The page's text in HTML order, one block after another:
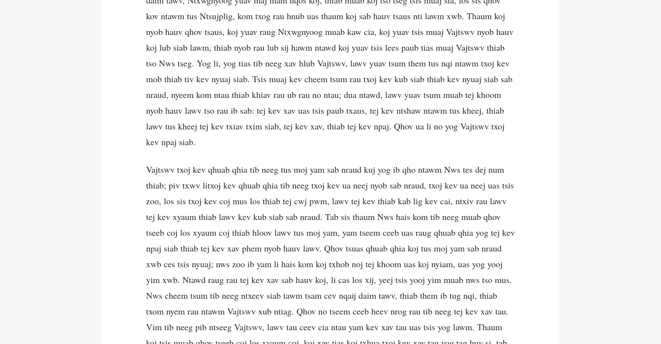
kov ntawm tus Ntsujplig, kom txog rau hnub uas thaum koj sab hauv tsaus nti lawm xwb. Thaum koj
nyob hauv qhov tsaus, koj yuav raug Ntxwgnyoog muab kaw cia, koj yuav tsis muaj Vajtswv nyob hauv
koj lub siab lawm, thiab nyob rau lub sij hawm ntawd koj yuav tsis lees paub tias muaj Vajtswv thiab
tso Nws tseg. Yog li, yog tias tib neeg xav hlub Vajtswv, lawv yuav tsum them tus nqi ntawm txoj kev
mob thiab tiv kev nyuaj siab. Tsis muaj kev cheem tsum rau txoj kev kub siab thiab kev nyuaj siab sab
nraud, nyeem kom ntau thiab khiav rau ub rau no ntau; dua ntawd, lawv yuav tsum muab tej khoom
nyob hauv lawv tso rau ib sab: tej kev xav uas tsis paub txaus, tej kev ntshaw ntawm tus kheej, thiab
lawv tus kheej tej kev txiav txim siab, tej kev xav, thiab tej kev npaj. Qhov ua li no yog Vajtswv txoj
kev npaj siab.
Vajtswv txoj kev qhuab qhia tib neeg tus moj yam sab nraud kuj yog ib qho ntawm Nws tes dej num
thiab; piv txwv litxoj kev qhuab qhia tib neeg txoj kev ua neej nyob sab nraud, txoj kev ua neej uas tsis
zoo, los sis txoj kev coj mus los thiab tej cwj pwm, lawv tej kev thiab kab lig kev cai, ntxiv rau lawv
tej kev xyaum thiab lawv kev kub siab sab nraud. Tab sis thaum Nws hais kom tib neeg muab qhov
tseeb coj los xyaum coj thiab hloov lawv tus moj yam, yam tseem ceeb uas raug qhuab qhia yog tej kev
npaj siab thiab tej kev xav phem nyob hauv lawv. Qhov tsuas qhuab qhia koj tus moj yam sab nraud
xwb ces tsis nyuaj; nws zoo ib yam li hais kom koj txhob noj tej khoom uas koj nyiam, uas yog yooj
yim xwb. Ntawd raug rau tej kev xav sab hauv koj, li cas los xij, yeej tsis yooj yim muab nws tso mus.
Nws cheem tsum tib neeg ntxeev siab tawm tsam cev nqaij daim tawv, thiab them ib tug nqi, thiab
txom nyem rau ntawm Vajtswv xub ntiag. Qhov no tseem ceeb heev nrog rau tib neeg tej kev xav tau.
Vim tib neeg pib ntseeg Vajtswv, lawv tau ceev cia ntau yam kev xav tau uas tsis yog lawm. Thaum